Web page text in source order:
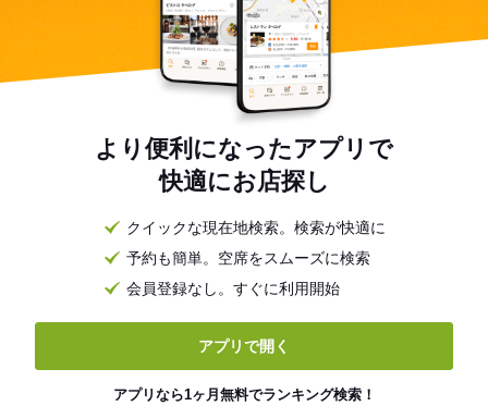
より便利になったアプリで
快適にお店探し
クイックな現在地検索。検索が快適に
予約も簡単。空席をスムーズに検索
会員登録なし。すぐに利用開始
アプリで開く
アプリなら1ヶ月無料でランキング検索！